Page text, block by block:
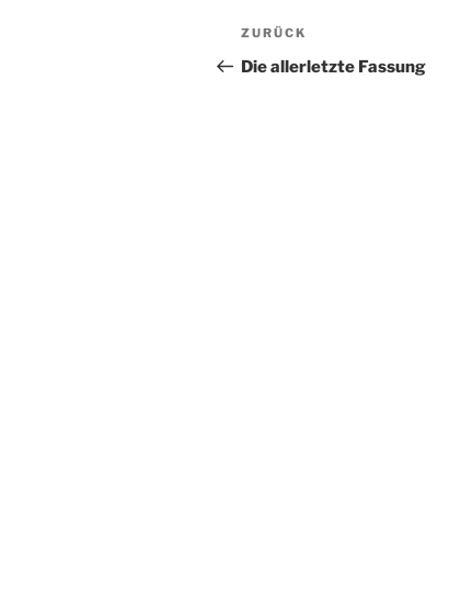
Beitragsnavigation
Vorheriger
Beitrag
ZURÜCK
Die allerletzte Fassung